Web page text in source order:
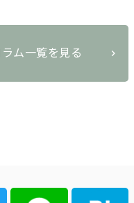
ム一覧を見る